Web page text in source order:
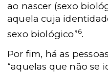
ao nascer (sexo
aquela cuja
sexo biológico”6.
Por fim, há as
“aquelas que não se